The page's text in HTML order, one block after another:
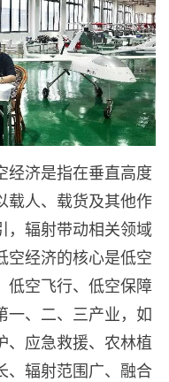
经济是指在垂直高度
载人、载货及其他作
，辐射带动相关领域
空经济的核心是低空
低空飞行、低空保障
一、二、三产业，如
、应急救援、农林植
、辐射范围广、融合